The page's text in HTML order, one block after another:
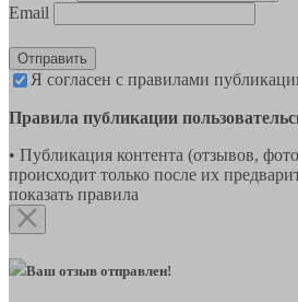
Email
Отправить
Я согласен с правилами
Правила публикации
• Публикация контента (отзывов,
происходит только после их
показать правила
Ваш отзыв отправлен!